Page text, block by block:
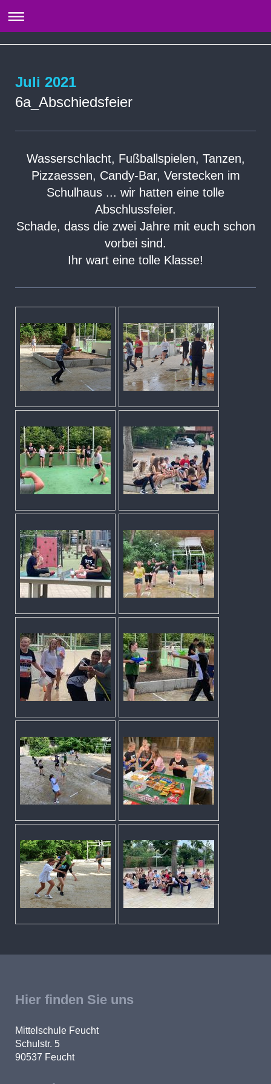
Juli 2021
6a_Abschiedsfeier
Wasserschlacht, Fußballspielen, Tanzen,
Pizzaessen, Candy-Bar, Verstecken im
Schulhaus ... wir hatten eine tolle
Abschlussfeier.
Schade, dass die zwei Jahre mit euch schon
vorbei sind.
Ihr wart eine tolle Klasse!
Hier finden Sie uns
Mittelschule Feucht
Schulstr. 5
90537 Feucht